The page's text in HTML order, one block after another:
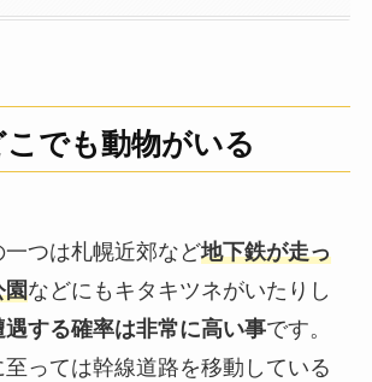
でも動物がいる
つは札幌近郊など地下鉄が走っ
園などにもキタキツネがいたりし
する確率は非常に高い事です。
至っては幹線道路を移動している